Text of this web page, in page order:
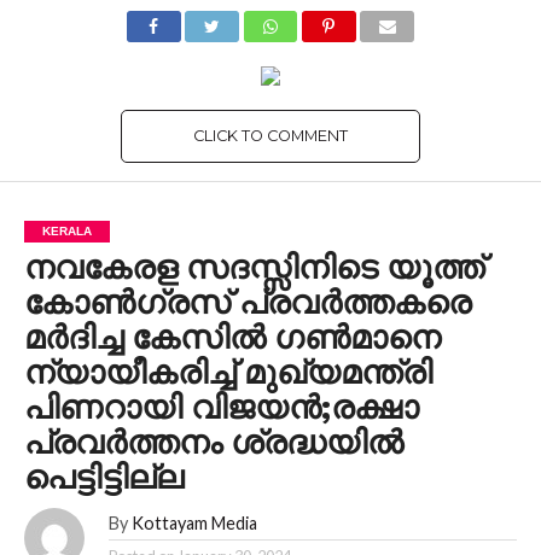
CLICK TO COMMENT
KERALA
നവകേരള സദസ്സിനിടെ യൂത്ത്
കോണ്‍ഗ്രസ് പ്രവര്‍ത്തകരെ
മര്‍ദിച്ച കേസില്‍ ഗണ്‍മാനെ
ന്യായീകരിച്ച് മുഖ്യമന്ത്രി
പിണറായി വിജയൻ;രക്ഷാ
പ്രവർത്തനം ശ്രദ്ധയിൽ
പെട്ടിട്ടില്ല
By Kottayam Media